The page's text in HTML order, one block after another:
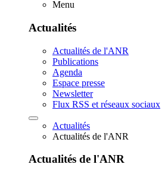
Menu
Actualités
Actualités de l'ANR
Publications
Agenda
Espace presse
Newsletter
Flux RSS et réseaux sociaux
Actualités
Actualités de l'ANR
Actualités de l'ANR